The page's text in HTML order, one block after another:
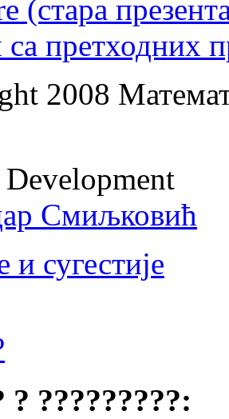
(стара
са претходних
2008
Смиљковић
сугестије
? ?????????: